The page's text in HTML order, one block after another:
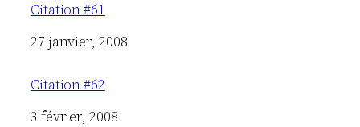
Citation #61
Date
27 janvier, 2008
Citation #62
Date
3 février, 2008